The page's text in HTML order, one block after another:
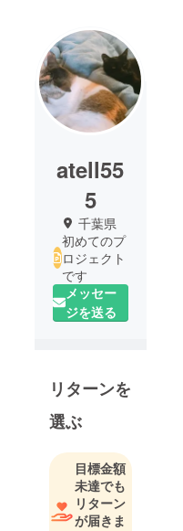
atell55
5
千葉県
初めてのプ
ロジェクト
です
メッセー
ジを送る
リターンを
選ぶ
目標金額
未達でも
リターン
が届きま